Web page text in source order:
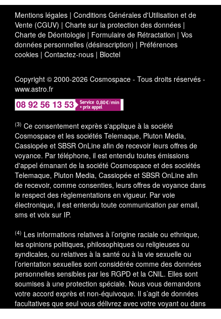
Mentions légales | Conditions Générales d'Utilisation et de
Vente (CGUV) | Charte sur la protection des données |
Charte de Déontologie | Formulaire de Rétractation | Vos
données personnelles (désinscription) | Préférences
cookies | Contactez-nous | Bloctel
Copyright © 2000-2026 Cosmospace - Tous droits réservés -
www.astro.fr
(3) Ce consentement exprès s'applique à la société
Cosmospace et les sociétés Telemaque, Pluton Media,
Cassiopée et SBSR OnLine afin de recevoir leurs offres de
voyance. Par téléphone, il est entendu toutes émissions
d'appel émanant de la société Cosmospace et des sociétés
Telemaque, Pluton Media, Cassiopée et SBSR OnLine afin
de recevoir, comme consenties, leurs offres de voyance dans
le respect des règlementations en vigueur. Par voie
électronique, il est entendu toute communication par email,
sms et voix sur IP.
(4) Les informations relatives à l’origine raciale ou ethnique,
les opinions politiques, philosophiques ou religieuses ou
syndicales, ou relatives à la santé ou à la vie sexuelle ou
l’orientation sexuelles sont considérée comme des données
personnelles sensibles par les RGPD et la CNIL. Elles sont
soumises à une protection spéciale. Nous vous demandons
votre accord exprès et non-équivoque. Il s’agit de données
facultatives que seul vous délivrez avec votre voyant ou dans